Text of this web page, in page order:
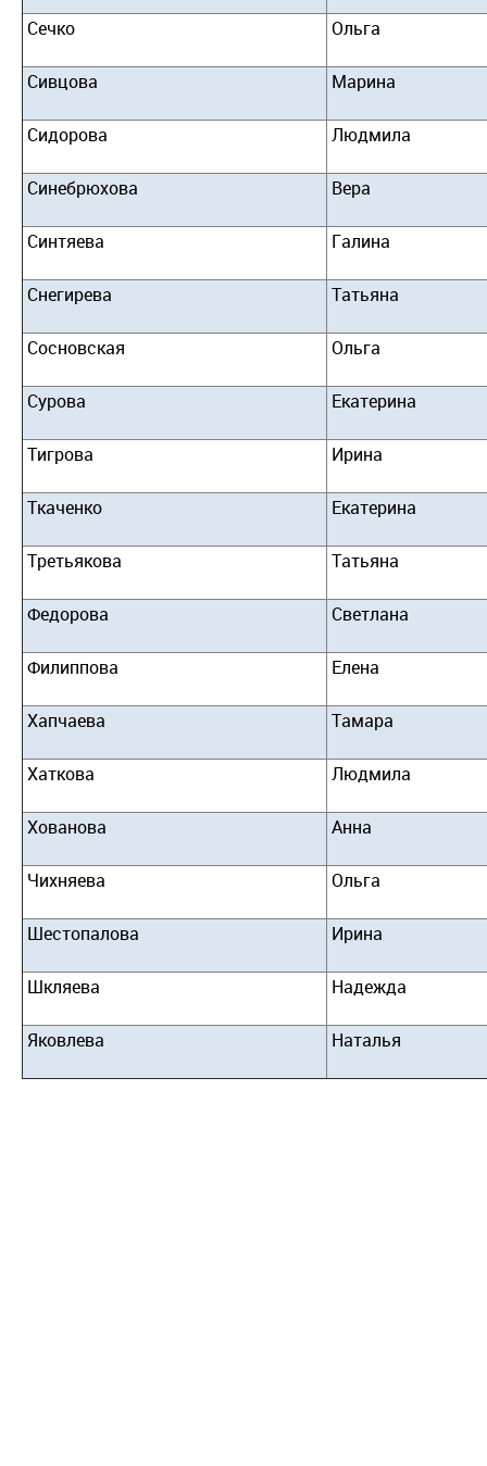
Сечко Ольга
Сивцова Марина
Сидорова Людмила
Синебрюхова Вера
Синтяева Галина
Снегирева Татьяна
Сосновская Ольга
Сурова Екатерина
Тигрова Ирина
Ткаченко Екатерина
Третьякова Татьяна
Федорова Светлана
Филиппова Елена
Хапчаева Тамара
Хаткова Людмила
Хованова Анна
Чихняева Ольга
Шестопалова Ирина
Шкляева Надежда
Яковлева Наталья